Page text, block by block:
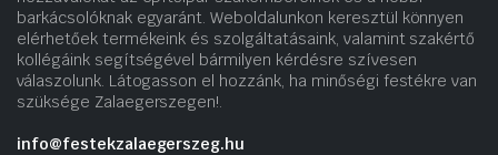
barkácsolóknak egyaránt. Weboldalunkon keresztül könnyen
elérhetőek termékeink és szolgáltatásaink, valamint szakértő
kollégáink segítségével bármilyen kérdésre szívesen
válaszolunk. Látogasson el hozzánk, ha minőségi festékre van
szüksége Zalaegerszegen!.
info@festekzalaegerszeg.hu